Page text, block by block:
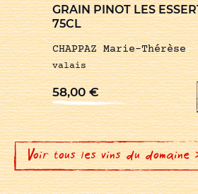
GRAIN PINOT LES
75CL
CHAPPAZ Marie-Thérèse
valais
58,00€
Voir tous les vins du domaine